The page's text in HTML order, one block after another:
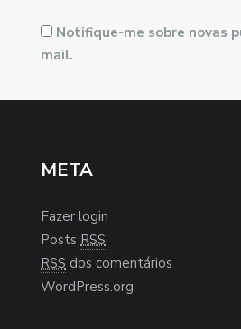
Notifique-me sobre novas
mail.
META
Fazer login
Posts RSS
RSS dos comentários
WordPress.org